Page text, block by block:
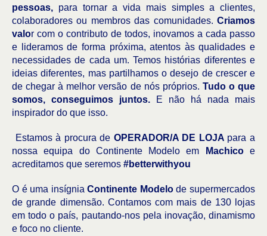
pessoas, para tornar a vida mais simples a clientes,
colaboradores ou membros das comunidades. Criamos
valor com o contributo de todos, inovamos a cada passo
e lideramos de forma próxima, atentos às qualidades e
necessidades de cada um. Temos histórias diferentes e
ideias diferentes, mas partilhamos o desejo de crescer e
de chegar à melhor versão de nós próprios. Tudo o que
somos, conseguimos juntos.
E não há nada mais
inspirador do que isso.
Estamos à procura de OPERADOR/A DE LOJA para a
nossa equipa do Continente Modelo em
Machicoe
acreditamos que seremos #betterwithyou
O é uma insígniaContinente Modelode supermercados
de grande dimensão. Contamos com mais de 130 lojas
em todo o país, pautando-nos pela inovação, dinamismo
e foco no cliente.